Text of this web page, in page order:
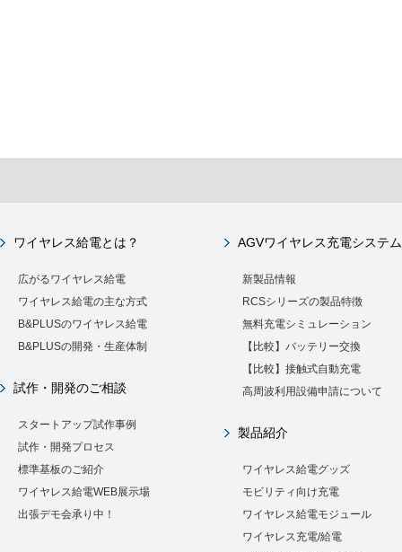
ワイヤレス給電とは？
広がるワイヤレス給電
ワイヤレス給電の主な方式
B&PLUSのワイヤレス給電
B&PLUSの開発・生産体制
試作・開発のご相談
スタートアップ試作事例
試作・開発プロセス
標準基板のご紹介
ワイヤレス給電WEB展示場
出張デモ会承り中！
AGVワイヤレス充電システム
新製品情報
RCSシリーズの製品特徴
無料充電シミュレーション
【比較】バッテリー交換
【比較】接触式自動充電
高周波利用設備申請について
製品紹介
ワイヤレス給電グッズ
モビリティ向け充電
ワイヤレス給電モジュール
ワイヤレス充電/給電